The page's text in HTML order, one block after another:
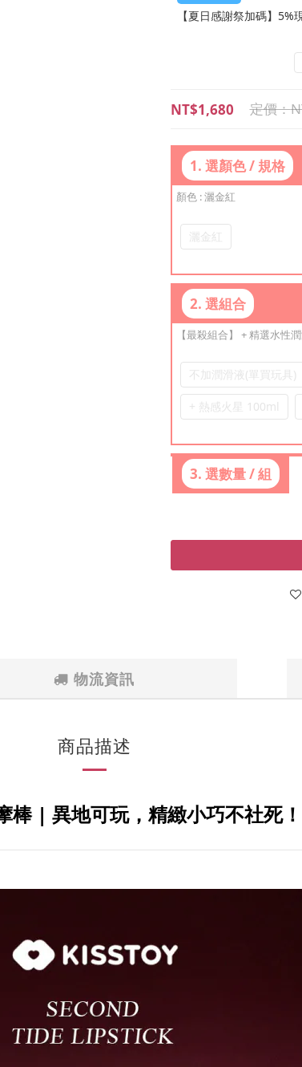
【夏日感謝祭加碼】5%
NT$1,680
1. 選顏色 / 規格
顏色 : 灑金紅
灑金紅
2. 選組合
【最殺組合】 + 精選水性
不加潤滑液(單買玩具)
+ 熱感火星 100ml
3. 選數量 / 組
物流資訊
商品描述
棒 | 異地可玩，精緻小巧不社死